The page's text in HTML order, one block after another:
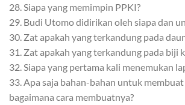
28. Siapa yang memimpin PPKI?
29. Budi Utomo didirikan oleh siapa dan
30. Zat apakah yang terkandung pada
31. Zat apakah yang terkandung pada biji
32. Siapa yang pertama kali menemukan
33. Apa saja bahan-bahan untuk
bagaimana cara membuatnya?